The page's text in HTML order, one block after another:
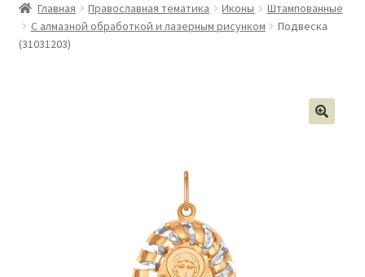
Главная Православная тематика Иконы
Штампованные
С алмазной обработкой и лазерным рисунком
Подвеска
(31031203)